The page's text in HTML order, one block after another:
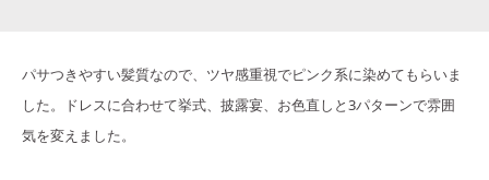
パサつきやすい髪質なので、ツヤ感重視でピンク系に染めてもらいま
した。ドレスに合わせて挙式、披露宴、お色直しと3パターンで雰囲
気を変えました。